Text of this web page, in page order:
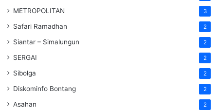
METROPOLITAN 3
Safari Ramadhan 2
Siantar – Simalungun 2
SERGAI 2
Sibolga 2
Diskominfo Bontang 2
Asahan 2